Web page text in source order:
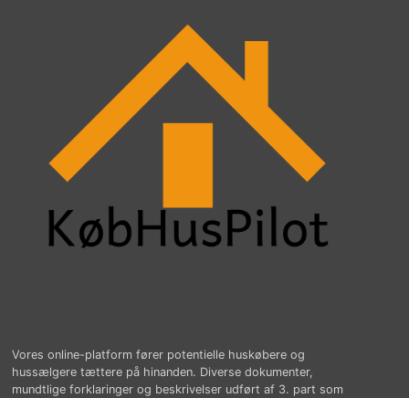
Vores online-platform fører potentielle huskøbere og
hussælgere tættere på hinanden. Diverse dokumenter,
mundtlige forklaringer og beskrivelser udført af 3. part som